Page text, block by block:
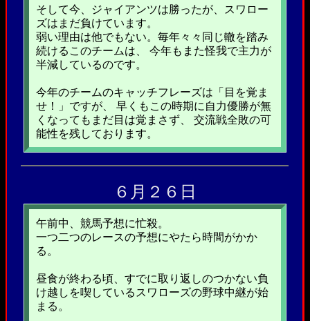
そして今、ジャイアンツは勝ったが、スワロー
ズはまだ負けています。
弱い理由は他でもない。毎年々々同じ轍を踏み
続けるこのチームは、 今年もまた怪我で主力が
半減しているのです。
今年のチームのキャッチフレーズは「目を覚ま
せ！」ですが、 早くもこの時期に自力優勝が無
くなってもまだ目は覚まさず、 交流戦全敗の可
能性を残しております。
６月２６日
午前中、競馬予想に忙殺。
一つ二つのレースの予想にやたら時間がかか
る。
昼食が終わる頃、すでに取り返しのつかない負
け越しを喫しているスワローズの野球中継が始
まる。